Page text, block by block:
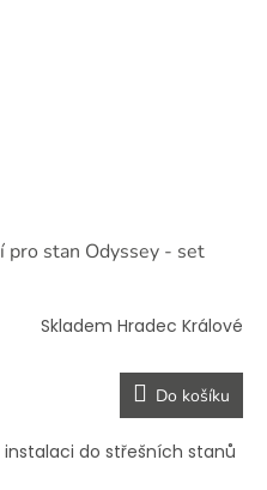
pro stan Odyssey - set
Skladem Hradec Králové
Do košíku
instalaci do střešních stanů